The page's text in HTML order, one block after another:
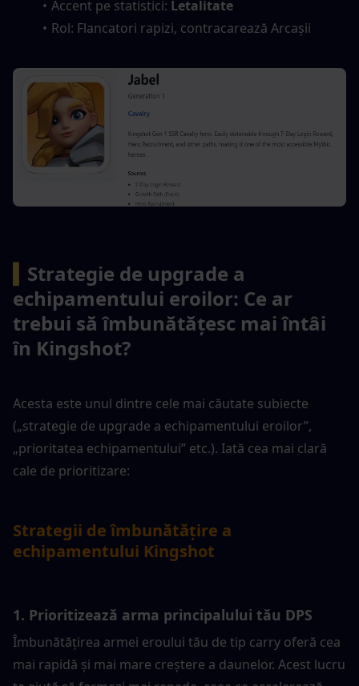
Accent pe statistici: Letalitate
Rol: Flancatori rapizi, contracarează Arcașii
Strategie de upgrade a
echipamentului eroilor: Ce ar
trebui să îmbunătățesc mai întâi
în Kingshot?
Acesta este unul dintre cele mai căutate subiecte
(„strategie de upgrade a echipamentului eroilor”,
„prioritatea echipamentului” etc.). Iată cea mai clară
cale de prioritizare:
Strategii de îmbunătățire a
echipamentului Kingshot
1. Prioritizează arma principalului tău DPS
Îmbunătățirea armei eroului tău de tip carry oferă cea
mai rapidă și mai mare creștere a daunelor. Acest lucru